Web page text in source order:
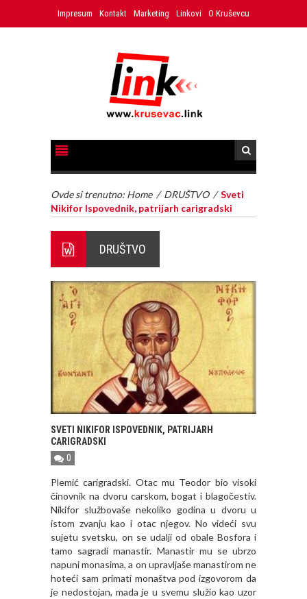
Impresum Kontakt Marketing Linkovi O Kruševcu
Ovde si trenutno: Home / DRUŠTVO /Sveti
Nikifor Ispovednik, patrijarh carigradski
DRUŠTVO
SVETI NIKIFOR ISPOVEDNIK, PATRIJARH
CARIGRADSKI
0
Plemić carigradski. Otac mu Teodor bio visoki
činovnik na dvoru carskom, bogat i blagočestiv.
Nikifor službovaše nekoliko godina u dvoru u
istom zvanju kao i otac njegov. No videći svu
sujetu svetsku, on se udalji od obale Bosfora i
tamo sagradi manastir. Manastir mu se ubrzo
napuni monasima, a on upravljaše manastirom ne
hoteći sam primati monaštva pod izgovorom da
je nedostojan, mada je u svemu služio kao uzor